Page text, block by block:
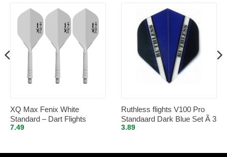
XQ Max Fenix White
Standard – Dart Flights
Inbetween
7.49
Ruthless flights V100 Pro
Standaard Dark Blue Set Ã 3
stuks
3.89